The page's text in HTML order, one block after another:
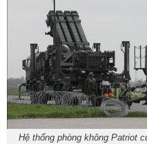
Hệ thống phòng không Patriot